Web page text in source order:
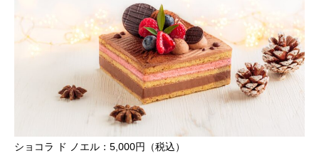
ショコラ ド ノエル：5,000円（税込）